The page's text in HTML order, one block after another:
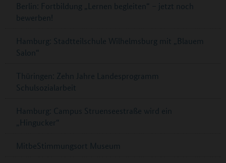
Berlin: Fortbildung „Lernen begleiten“ – jetzt noch
bewerben!
Hamburg: Stadtteilschule Wilhelmsburg mit „Blauem
Salon“
Thüringen: Zehn Jahre Landesprogramm
Schulsozialarbeit
Hamburg: Campus Struenseestraße wird ein
„Hingucker“
MitbeStimmungsort Museum